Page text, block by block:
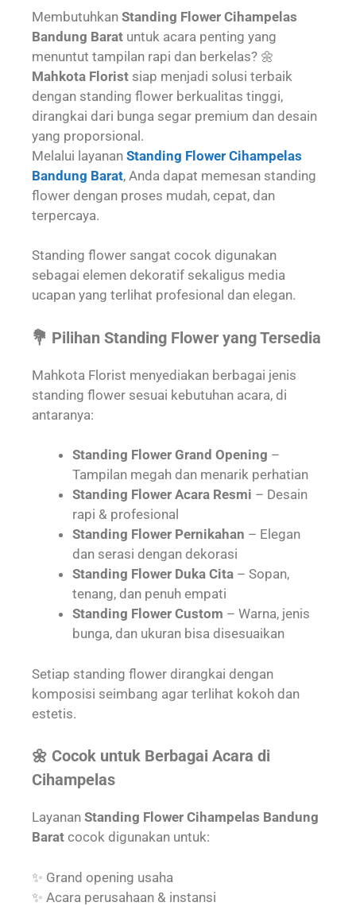
Membutuhkan Standing Flower Cihampelas
Bandung Barat untuk acara penting yang
menuntut tampilan rapi dan berkelas? 🌼
Mahkota Florist siap menjadi solusi terbaik
dengan standing flower berkualitas tinggi,
dirangkai dari bunga segar premium dan desain
yang proporsional.
Melalui layanan Standing Flower Cihampelas
Bandung Barat, Anda dapat memesan standing
flower dengan proses mudah, cepat, dan
terpercaya.
Standing flower sangat cocok digunakan
sebagai elemen dekoratif sekaligus media
ucapan yang terlihat profesional dan elegan.
💐 Pilihan Standing Flower yang Tersedia
Mahkota Florist menyediakan berbagai jenis
standing flower sesuai kebutuhan acara, di
antaranya:
Standing Flower Grand Opening –
Tampilan megah dan menarik perhatian
Standing Flower Acara Resmi – Desain
rapi & profesional
Standing Flower Pernikahan – Elegan
dan serasi dengan dekorasi
Standing Flower Duka Cita – Sopan,
tenang, dan penuh empati
Standing Flower Custom – Warna, jenis
bunga, dan ukuran bisa disesuaikan
Setiap standing flower dirangkai dengan
komposisi seimbang agar terlihat kokoh dan
estetis.
🌼 Cocok untuk Berbagai Acara di
Cihampelas
Layanan Standing Flower Cihampelas Bandung
Barat cocok digunakan untuk:
✨ Grand opening usaha
✨ Acara perusahaan & instansi